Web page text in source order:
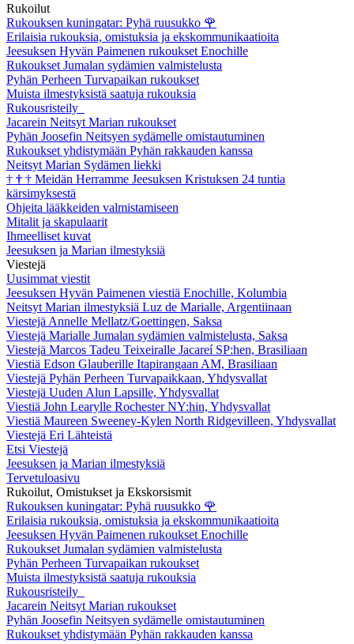
Rukoilut
Rukouksen kuningatar: Pyhä ruusukko 🌹
Erilaisia rukouksia, omistuksia ja ekskommunikaatioita
Jeesuksen Hyvän Paimenen rukoukset Enochille
Rukoukset Jumalan sydämien valmistelusta
Pyhän Perheen Turvapaikan rukoukset
Muista ilmestyksistä saatuja rukouksia
Rukousristeily
Jacarein Neitsyt Marian rukoukset
Pyhän Joosefin Neitsyen sydämelle omistautuminen
Rukoukset yhdistymään Pyhän rakkauden kanssa
Neitsyt Marian Sydämen liekki
† † † Meidän Herramme Jeesuksen Kristuksen 24 tuntia
kärsimyksestä
Ohjeita lääkkeiden valmistamiseen
Mitalit ja skapulaarit
Ihmeelliset kuvat
Jeesuksen ja Marian ilmestyksiä
Viestejä
Uusimmat viestit
Jeesuksen Hyvän Paimenen viestiä Enochille, Kolumbia
Neitsyt Marian ilmestyksiä Luz de Marialle, Argentiinaan
Viestejä Annelle Mellatz/Goettingen, Saksa
Viestejä Marialle Jumalan sydämien valmistelusta, Saksa
Viestejä Marcos Tadeu Teixeiralle Jacareí SP:hen, Brasiliaan
Viestiä Edson Glauberille Itapirangaan AM, Brasiliaan
Viestejä Pyhän Perheen Turvapaikkaan, Yhdysvallat
Viestejä Uuden Alun Lapsille, Yhdysvallat
Viestiä John Learylle Rochester NY:hin, Yhdysvallat
Viestiä Maureen Sweeney-Kylen North Ridgevilleen, Yhdysvallat
Viestejä Eri Lähteistä
Etsi Viestejä
Jeesuksen ja Marian ilmestyksiä
Tervetuloasivu
Rukoilut, Omistukset ja Ekskorsismit
Rukouksen kuningatar: Pyhä ruusukko 🌹
Erilaisia rukouksia, omistuksia ja ekskommunikaatioita
Jeesuksen Hyvän Paimenen rukoukset Enochille
Rukoukset Jumalan sydämien valmistelusta
Pyhän Perheen Turvapaikan rukoukset
Muista ilmestyksistä saatuja rukouksia
Rukousristeily
Jacarein Neitsyt Marian rukoukset
Pyhän Joosefin Neitsyen sydämelle omistautuminen
Rukoukset yhdistymään Pyhän rakkauden kanssa